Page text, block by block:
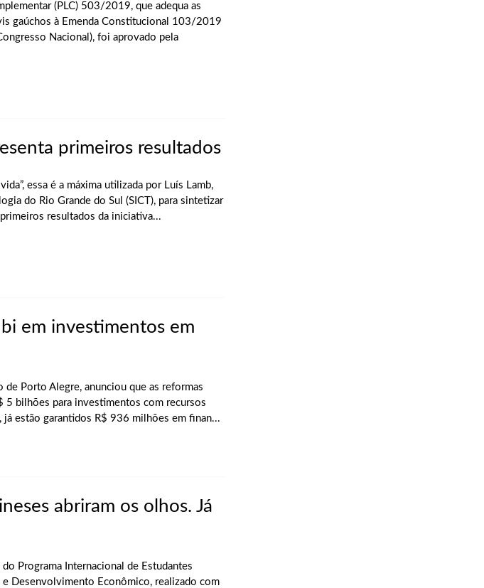
(PLC) 503/2019, que adequa as
gaúchos à Emenda Constitucional 103/2019
Nacional), foi aprovado pela
primeiros resultados
essa é a máxima utilizada por Luís Lamb,
do Rio Grande do Sul (SICT), para sintetizar
resultados da iniciativa...
em investimentos em
Porto Alegre, anunciou que as reformas
5 bilhões para investimentos com recursos
já estão garantidos R$ 936 milhões em finan...
abriram os olhos. Já
Programa Internacional de Estudantes
e Desenvolvimento Econômico, realizado com